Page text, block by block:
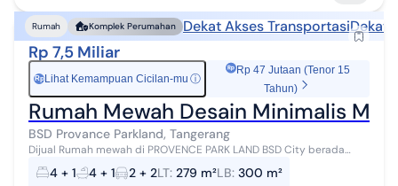
Rumah Komplek Perumahan Dekat Akses TransportasiDekat
Rp 7,5 Miliar
Rp Lihat Kemampuan Cicilan-mu ⓘ
Rp 47 Jutaan (Tenor 15
Tahun)
Rumah Mewah Desain Minimalis
BSD Provance Parkland, Tangerang
Dijual Rumah mewah di PROVENCE PARK LAND BSD City berada
dalam kawasan perumahan mewah rapi dan aman yang dilengkapi
fasilitas umum yg lengkap. Po...
4 + 1 4 + 1 2 + 2LT: 279 m²LB: 300 m²